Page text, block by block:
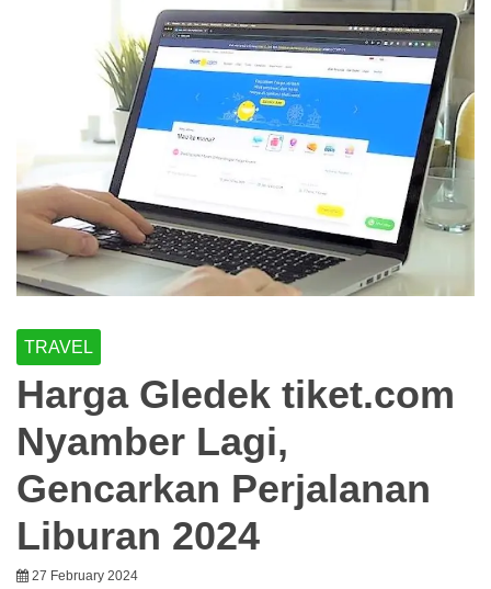
TRAVEL
Harga Gledek tiket.com
Nyamber Lagi,
Gencarkan Perjalanan
Liburan 2024
27 February 2024